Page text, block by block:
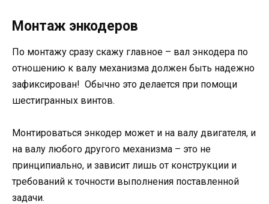
Монтаж энкодеров
По монтажу сразу скажу главное – вал энкодера по
отношению к валу механизма должен быть надежно
зафиксирован! Обычно это делается при помощи
шестигранных винтов.
Монтироваться энкодер может и на валу двигателя, и
на валу любого другого механизма – это не
принципиально, и зависит лишь от конструкции и
требований к точности выполнения поставленной
задачи.